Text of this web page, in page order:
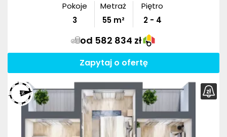
Pokoje
3
Metraż
55m²
Piętro
2 - 4
od 582 834 zł
Zapytaj o ofertę